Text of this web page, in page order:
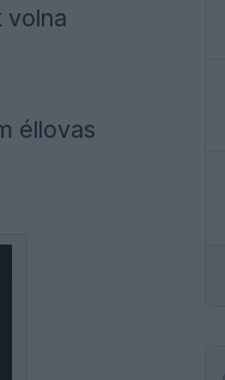
volna
éllovas